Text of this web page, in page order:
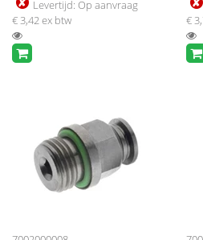
Levertijd: Op aanvraag
€ 3,42ex btw
€